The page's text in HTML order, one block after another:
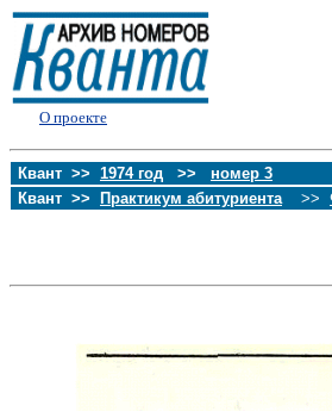
О проекте
Квант >> 1974 год >> номер 3
Квант >>
Практикум абитуриента >>